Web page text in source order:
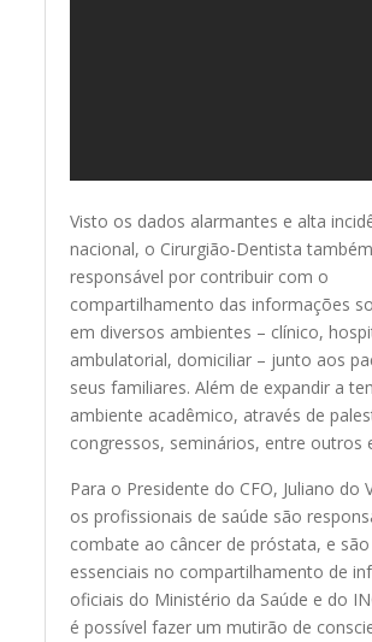
Visto os dados alarmantes e alta
nacional, o Cirurgião-Dentista
responsável por contribuir com o
compartilhamento das informações
em diversos ambientes – clínico,
ambulatorial, domiciliar – junto aos
seus familiares. Além de expandir a
ambiente acadêmico, através de
congressos, seminários, entre outros
Para o Presidente do CFO, Juliano do
os profissionais de saúde são
combate ao câncer de próstata, e
essenciais no compartilhamento de
oficiais do Ministério da Saúde e do
é possível fazer um mutirão de